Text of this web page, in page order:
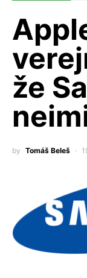
že
by Tomáš Beleš